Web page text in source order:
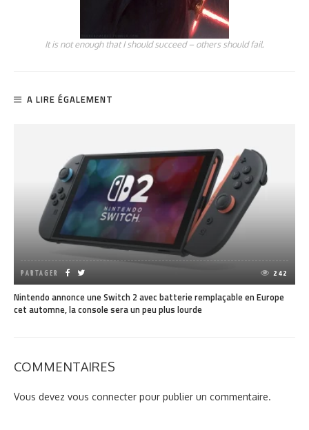
It is not enough that I should succeed – others should fail.
A LIRE ÉGALEMENT
PARTAGER 242
Nintendo annonce une Switch 2 avec batterie remplaçable en Europe
cet automne, la console sera un peu plus lourde
COMMENTAIRES
Vous devez vous connecter pour publier un commentaire.